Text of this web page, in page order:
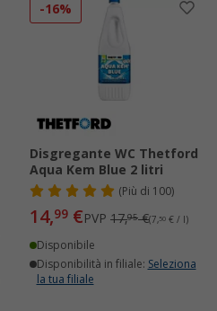
-16%
Disgregante WC Thetford
Aqua Kem Blue 2 litri
( Più di 100)
14,99 €PVP 17,95€(7,50 € / l)
Disponibile
Disponibilità in filiale: Seleziona
la tua filiale